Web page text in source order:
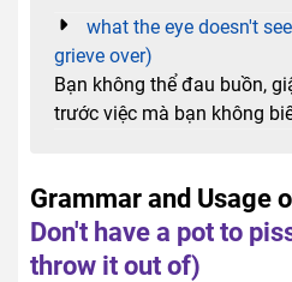
what the eye doesn't
grieve over)
Bạn không thể đau buồn,
trước việc mà bạn không
Grammar and Usage
Don't have a pot to
throw it out of)